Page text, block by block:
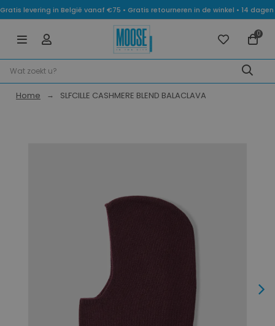
Gratis levering in België vanaf €75 • Gratis retourneren in de winkel • 14
0
Home SLFCILLE CASHMERE BLEND BALACLAVA
Next